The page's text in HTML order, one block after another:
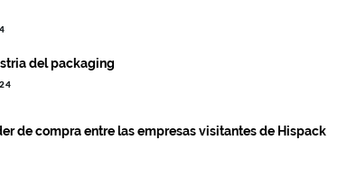
del packaging
de compra entre las empresas visitantes de Hispack